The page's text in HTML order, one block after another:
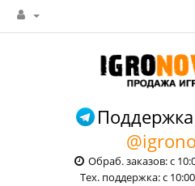
Обраб. заказов: с
Тех. поддержка: с